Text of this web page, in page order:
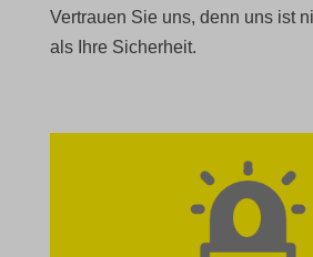
Vertrauen Sie uns, denn uns ist
als Ihre Sicherheit.